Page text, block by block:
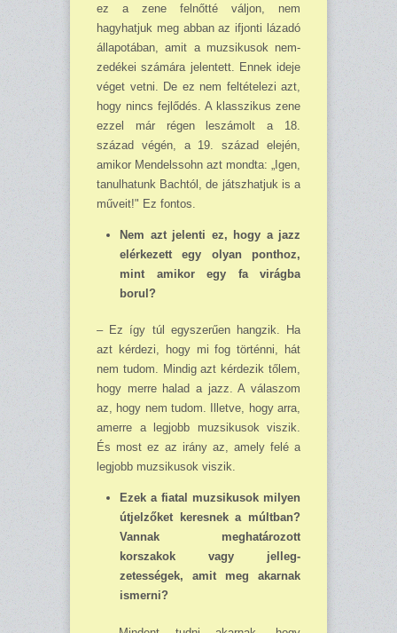
ez a zene felnőtté váljon, nem
hagyhatjuk meg abban az ifjonti lázadó
állapotában, amit a muzsikusok nem­
ze­dékei számára jelentett. Ennek ideje
véget vetni. De ez nem feltételezi azt,
hogy nincs fejlődés. A klasszikus zene
ezzel már régen leszámolt a 18.
század végén, a 19. század elején,
amikor Mendelssohn azt mondta: „Igen,
tanulhatunk Bachtól, de játszhatjuk is a
műveit!" Ez fontos.
Nem azt jelenti ez, hogy a jazz
elérkezett egy olyan ponthoz,
mint amikor egy fa virágba
borul?
– Ez így túl egyszerűen hangzik. Ha
azt kérdezi, hogy mi fog történni, hát
nem tudom. Mindig azt kérdezik tőlem,
hogy merre halad a jazz. A válaszom
az, hogy nem tudom. Illetve, hogy arra,
amerre a legjobb muzsikusok viszik.
És most ez az irány az, amely felé a
legjobb muzsikusok viszik.
Ezek a fiatal muzsikusok milyen
útjelzőket keresnek a múltban?
Vannak meghatározott
korszakok vagy jelleg­
zetességek, amit meg akarnak
ismerni?